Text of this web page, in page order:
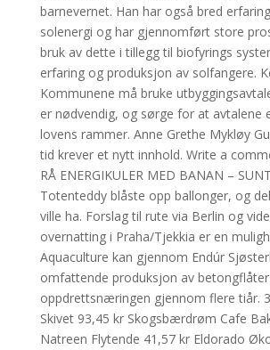
barnevernet. Han har også bred
solenergi og har gjennomført store
bruk av dette i tillegg til biofyrings
erfaring og produksjon av solfangere.
Kommunene må bruke
er nødvendig, og sørge for at avtalene
lovens rammer. Anne Grethe Mykløy
tid krever et nytt innhold. Write a
RÅ ENERGIKULER MED BANAN –
Totenteddy blåste opp ballonger, og
ville ha. Forslag til rute via Berlin og
overnatting i Praha/Tjekkia er en
Aquaculture kan gjennom Endúr
omfattende produksjon av
oppdrettsnæringen gjennom flere tiår.
Skivet 93,45 kr Skogsbærdrøm Cafe
Natreen Flytende 41,57 kr Eldorado